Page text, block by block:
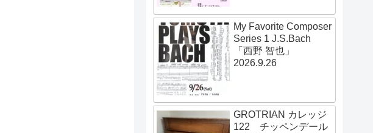
My Favorite Composer
Series 1 J.S.Bach
「西野 智也」
2026.9.26
GROTRIAN カレッジ
122 チッペンデール